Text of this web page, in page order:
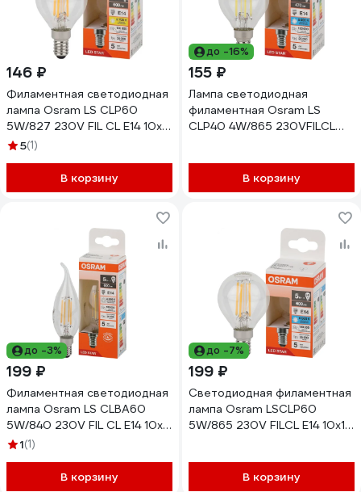
146 ₽
Филаментная светодиодная
лампа Osram LS CLP60
5W/827 230V FIL CL E14 10x1
4058075684393
5(1)
В корзину
до -16%
155 ₽
Лампа светодиодная
филаментная Osram LS
CLP40 4W/865 230VFILCL
В корзину
до -3%
199 ₽
Филаментная светодиодная
лампа Osram LS CLBA60
5W/840 230V FIL CL E14 10x1
4058075684966
1(1)
В корзину
до -7%
199 ₽
Светодиодная филаментная
лампа Osram LSCLP60
5W/865 230V FILCL E14 10x1
В корзину